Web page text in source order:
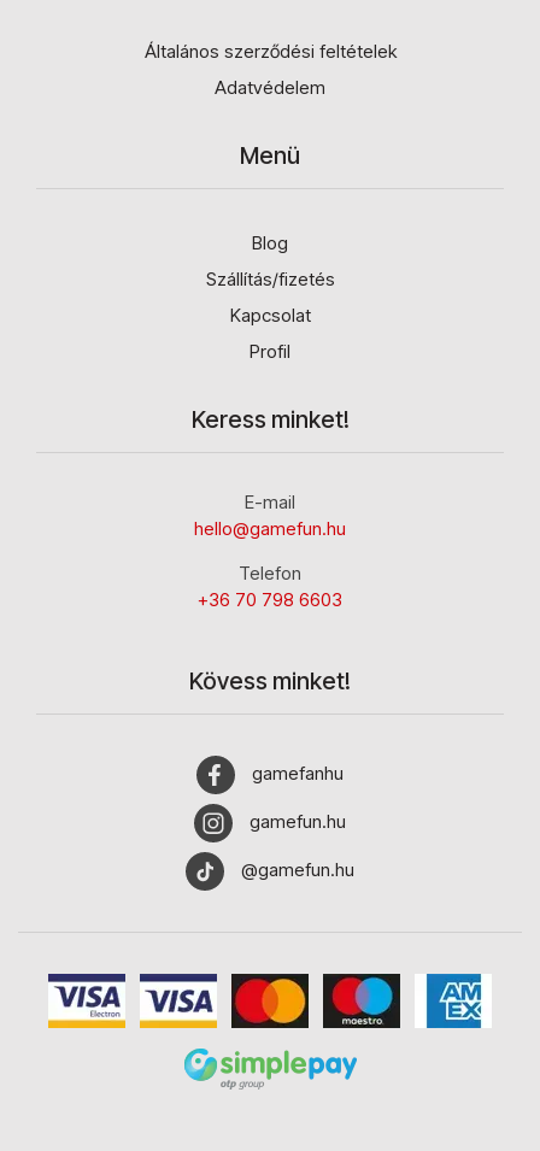
Általános szerződési feltételek
Adatvédelem
Menü
Blog
Szállítás/fizetés
Kapcsolat
Profil
Keress minket!
E-mail
hello@gamefun.hu
Telefon
+36 70 798 6603
Kövess minket!
gamefanhu
gamefun.hu
@gamefun.hu